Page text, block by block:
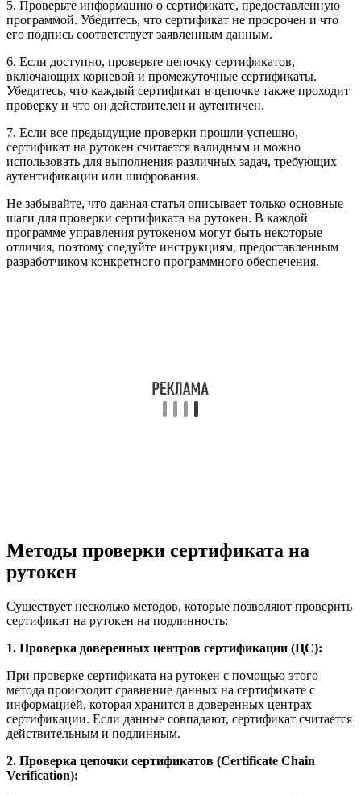
5. Проверьте информацию о сертификате, предоставленную
программой. Убедитесь, что сертификат не просрочен и что
его подпись соответствует заявленным данным.
6. Если доступно, проверьте цепочку сертификатов,
включающих корневой и промежуточные сертификаты.
Убедитесь, что каждый сертификат в цепочке также проходит
проверку и что он действителен и аутентичен.
7. Если все предыдущие проверки прошли успешно,
сертификат на рутокен считается валидным и можно
использовать для выполнения различных задач, требующих
аутентификации или шифрования.
Не забывайте, что данная статья описывает только основные
шаги для проверки сертификата на рутокен. В каждой
программе управления рутокеном могут быть некоторые
отличия, поэтому следуйте инструкциям, предоставленным
разработчиком конкретного программного обеспечения.
Методы проверки сертификата на
рутокен
Существует несколько методов, которые позволяют проверить
сертификат на рутокен на подлинность:
1. Проверка доверенных центров сертификации (ЦС):
При проверке сертификата на рутокен с помощью этого
метода происходит сравнение данных на сертификате с
информацией, которая хранится в доверенных центрах
сертификации. Если данные совпадают, сертификат считается
действительным и подлинным.
2. Проверка цепочки сертификатов (Certificate Chain
Verification):